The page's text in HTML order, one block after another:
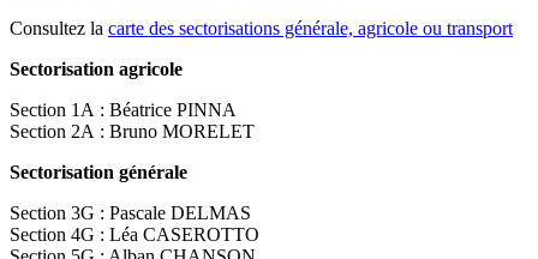
Consultez la carte des sectorisations générale, agricole ou transport
Sectorisation agricole
Section 1A : Béatrice PINNA
Section 2A : Bruno MORELET
Sectorisation générale
Section 3G : Pascale DELMAS
Section 4G : Léa CASEROTTO